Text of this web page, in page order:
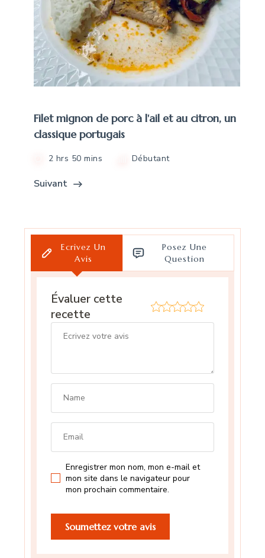
Filet mignon de porc à l'ail et au citron, un
classique portugais
2 hrs 50 mins Débutant
Suivant
Ecrivez Un
Avis
Posez Une
Question
Évaluer cette
recette
Enregistrer mon nom, mon e-mail et
mon site dans le navigateur pour
mon prochain commentaire.